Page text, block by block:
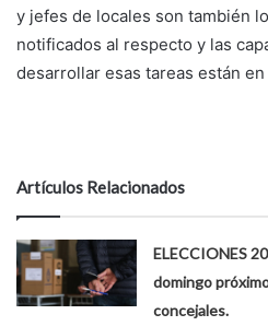
y jefes de locales son también
notificados al respecto y las
desarrollar esas tareas están en
Artículos Relacionados
ELECCIONES
domingo
concejales.